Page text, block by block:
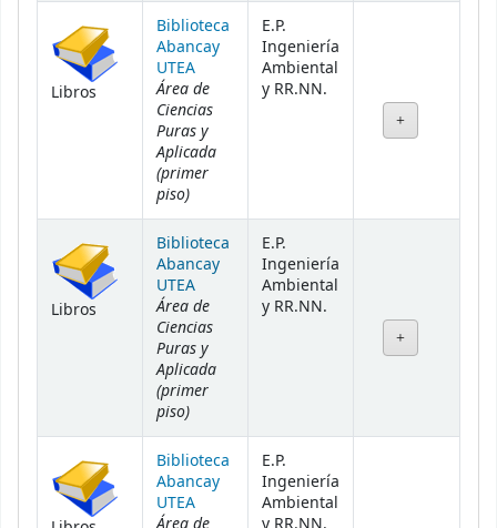
Libros
Biblioteca
Abancay
UTEA
Área de
Ciencias
Puras y
Aplicada
(primer
piso)
E.P.
Ingeniería
Ambiental
y RR.NN.
Libros
Biblioteca
Abancay
UTEA
Área de
Ciencias
Puras y
Aplicada
(primer
piso)
E.P.
Ingeniería
Ambiental
y RR.NN.
Biblioteca
Abancay
UTEA
E.P.
Ingeniería
Ambiental